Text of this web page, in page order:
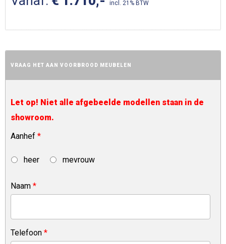
incl. 21% BTW
VRAAG HET AAN VOORBROOD MEUBELEN
Let op! Niet alle afgebeelde modellen staan in de
showroom.
Aanhef *
heer mevrouw
Naam *
Telefoon *